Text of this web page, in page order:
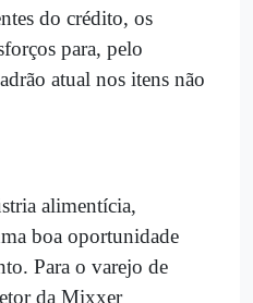
do crédito, os
para, pelo
atual nos itens não
alimentícia,
boa oportunidade
Para o varejo de
da Mixxer